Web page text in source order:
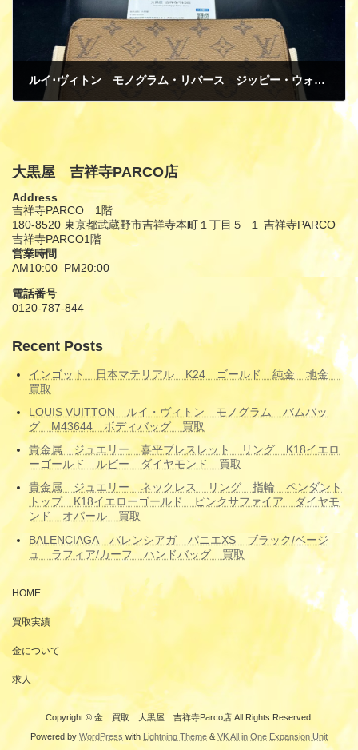
ルイ･ヴィトン モノグラム・リバース ジッピー・ウォレット M82444 長財布 新品 買取
5月 15, 2025
大黒屋 吉祥寺PARCO店
Address
吉祥寺PARCO 1階
180-8520 東京都武蔵野市吉祥寺本町１丁目５−１ 吉祥寺PARCO
吉祥寺PARCO1階
営業時間
AM10:00–PM20:00
電話番号
0120-787-844
Recent Posts
インゴット 日本マテリアル K24 ゴールド 純金 地金
買取
LOUIS VUITTON ルイ・ヴィトン モノグラム バムバッ
グ M43644 ボディバッグ 買取
貴金属 ジュエリー 喜平ブレスレット リング K18イエロ
ーゴールド ルビー ダイヤモンド 買取
貴金属 ジュエリー ネックレス リング 指輪 ペンダント
トップ K18イエローゴールド ピンクサファイア ダイヤモ
ンド オパール 買取
BALENCIAGA バレンシアガ パニエXS ブラック/ベージ
ュ ラフィア/カーフ ハンドバッグ 買取
HOME
買取実績
金について
求人
Copyright © 金 買取 大黒屋 吉祥寺Parco店 All Rights Reserved.
Powered by WordPress with Lightning Theme & VK All in One Expansion Unit